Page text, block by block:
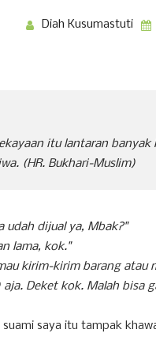
Diah Kusumastuti
itu lantaran
(HR. Bukhari-Muslim)
udah dijual ya, Mbak?"
lama, kok."
kirim-kirim barang atau
aja. Deket kok. Malah bisa
saya itu tampak